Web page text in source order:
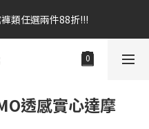
類任選兩件88折!!!
類任選兩件88折!!!
(絲綢鐵黑) 滿額$2499贈達摩
再贈現金卷$300元
褲類任選兩件88折!!!
透感實心達摩